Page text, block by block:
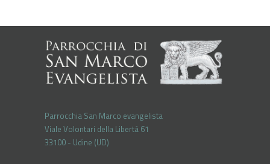
Parrocchia San Marco evangelista
Viale Volontari della Libertá 61
33100 - Udine (UD)